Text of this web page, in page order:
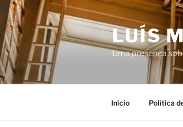
Saltar
para
conteúdo
LUÍS
Uma presença
Início Política